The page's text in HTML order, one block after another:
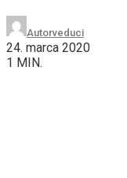
Autorveduci
24. marca 2020
1 MIN.